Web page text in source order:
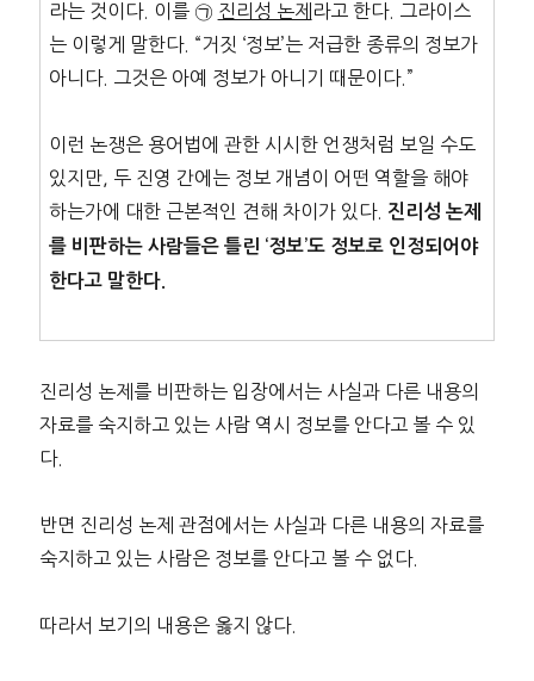
라는 것이다. 이를 ㉠ 진리성 논제 라고 한다. 그라이스
는 이렇게 말한다. “거짓 ‘정보’는 저급한 종류의 정보가
아니다. 그것은 아예 정보가 아니기 때문이다.”
이런 논쟁은 용어법에 관한 시시한 언쟁처럼 보일 수도
있지만, 두 진영 간에는 정보 개념이 어떤 역할을 해야
하는가에 대한 근본적인 견해 차이가 있다. 진리성 논제
를 비판하는 사람들은 틀린 ‘정보’도 정보로 인정되어야
한다고 말한다.
진리성 논제를 비판하는 입장에서는 사실과 다른 내용의
자료를 숙지하고 있는 사람 역시 정보를 안다고 볼 수 있
다.
반면 진리성 논제 관점에서는 사실과 다른 내용의 자료를
숙지하고 있는 사람은 정보를 안다고 볼 수 없다.
따라서 보기의 내용은 옳지 않다.